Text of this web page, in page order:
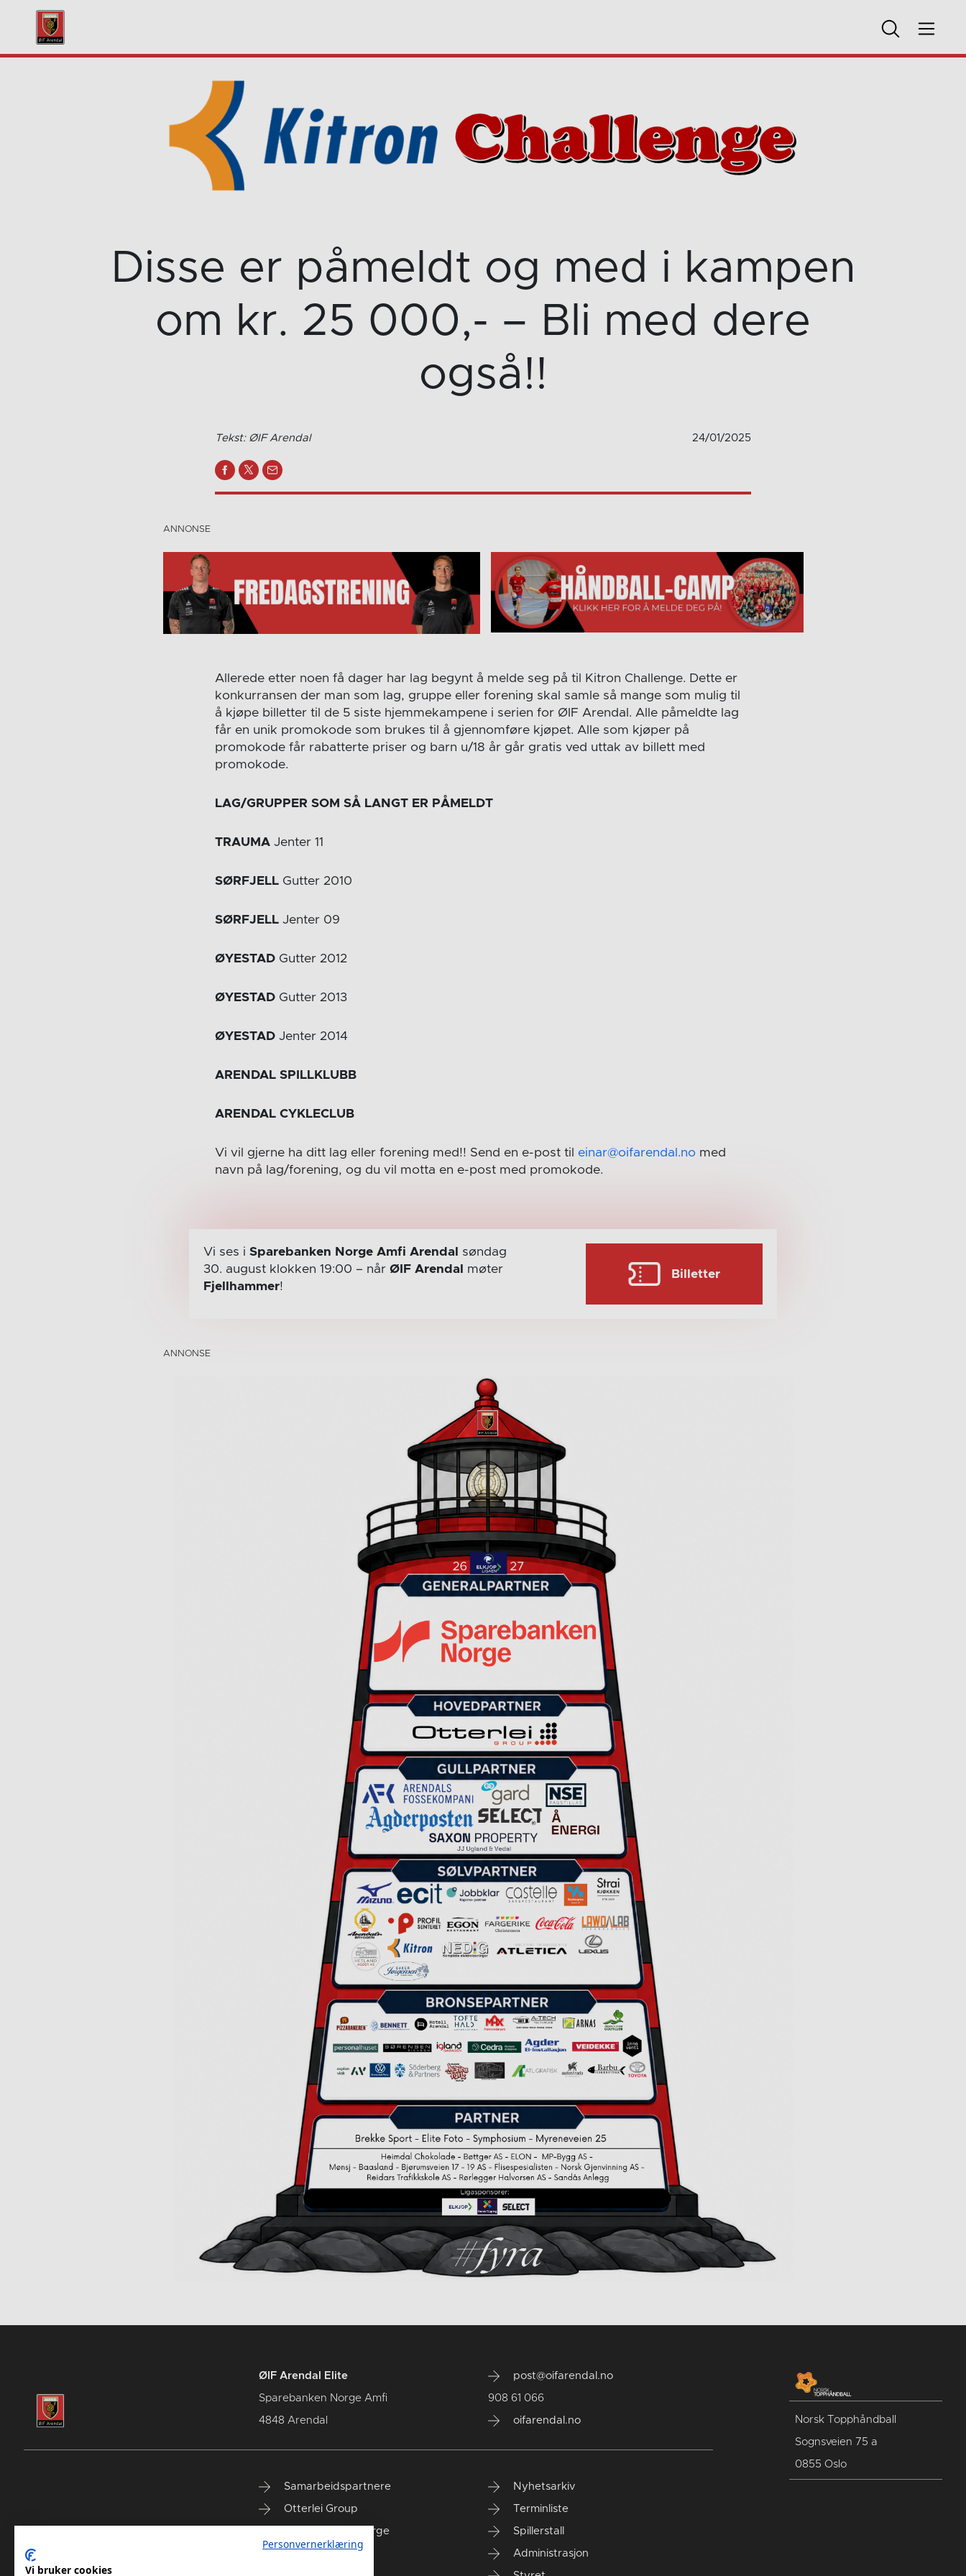
Disse er påmeldt og med i kampen
om kr. 25 000,- – Bli med dere
også!!
Tekst: ØIF Arendal 24/01/2025
Allerede etter noen få dager har lag begynt å melde seg på til Kitron Challenge. Dette er
konkurransen der man som lag, gruppe eller forening skal samle så mange som mulig til
å kjøpe billetter til de 5 siste hjemmekampene i serien for ØIF Arendal. Alle påmeldte lag
får en unik promokode som brukes til å gjennomføre kjøpet. Alle som kjøper på
promokode får rabatterte priser og barn u/18 år går gratis ved uttak av billett med
promokode.
LAG/GRUPPER SOM SÅ LANGT ER PÅMELDT
TRAUMA Jenter 11
SØRFJELL Gutter 2010
SØRFJELL Jenter 09
ØYESTAD Gutter 2012
ØYESTAD Gutter 2013
ØYESTAD Jenter 2014
ARENDAL SPILLKLUBB
ARENDAL CYKLECLUB
Vi vil gjerne ha ditt lag eller forening med!! Send en e-post tileinar@oifarendal.no med
navn på lag/forening, og du vil motta en e-post med promokode.
Vi ses i Sparebanken Norge Amfi Arendal
søndag
30. august klokken 19:00 – når ØIF Arendal
møter
Fjellhammer!
Billetter
ØIF Arendal Elite
Sparebanken Norge Amfi
4848 Arendal
post@oifarendal.no
908 61 066
oifarendal.no
Samarbeidspartnere
Otterlei Group
Sparebanken Norge
Nyhetsarkiv
Terminliste
Spillerstall
Administrasjon
Norsk Topphåndball
Sognsveien 75 a
0855 Oslo
Personvernerklæring
Vi bruker cookies